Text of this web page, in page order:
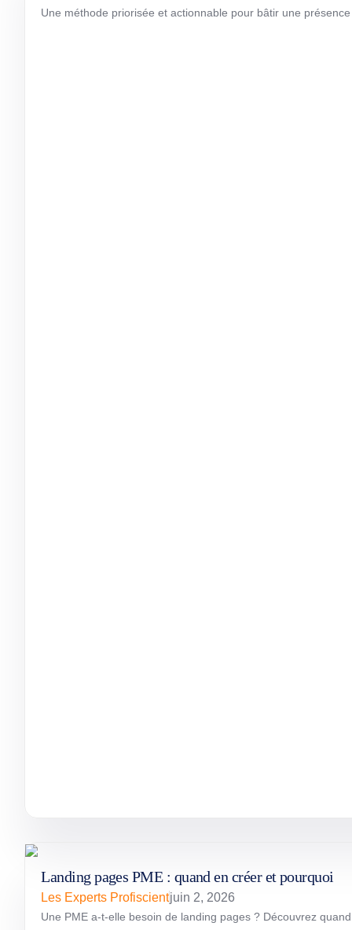
Une méthode priorisée et actionnable pour bâtir une
Landing pages PME : quand en créer et pourquoi
Les Experts Profiscientjuin 2, 2026
Une PME a-t-elle besoin de landing pages ? Découvrez